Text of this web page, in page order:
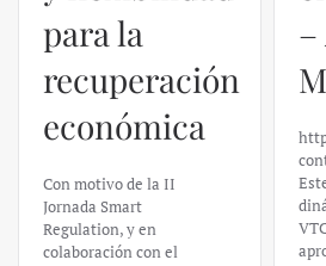
– Álvaro
Martín
https://ijmpre2.katarsisdigital.com/wp-
content/uploads/2022/05/
Este informe analiza las
dinámicas del sector de los
VTC en España tras la
aprobación del Real